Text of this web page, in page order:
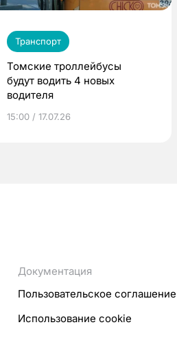
Транспорт
Томские троллейбусы
будут водить 4 новых
водителя
15:00 / 17.07.26
Документация
Пользовательское соглашение
Использование cookie